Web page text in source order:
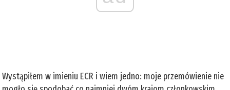
Wystąpiłem w imieniu ECR i wiem jedno: moje przemówienie nie